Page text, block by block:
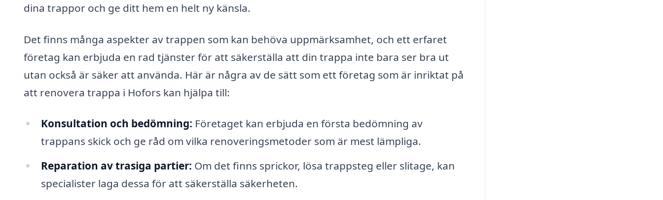
dina trappor och ge ditt hem en helt ny känsla.
Det finns många aspekter av trappen som kan behöva uppmärksamhet, och ett erfaret
företag kan erbjuda en rad tjänster för att säkerställa att din trappa inte bara ser bra ut
utan också är säker att använda. Här är några av de sätt som ett företag som är inriktat på
att renovera trappa i Hofors kan hjälpa till:
Konsultation och bedömning: Företaget kan erbjuda en första bedömning av
trappans skick och ge råd om vilka renoveringsmetoder som är mest lämpliga.
Reparation av trasiga partier: Om det finns sprickor, lösa trappsteg eller slitage, kan
specialister laga dessa för att säkerställa säkerheten.